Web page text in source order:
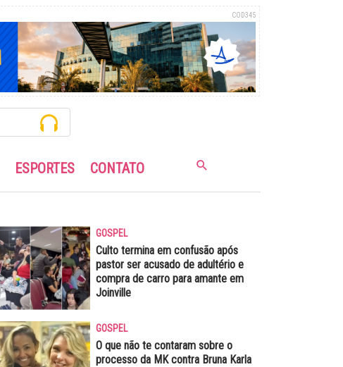
COD345
ESPORTES CONTATO
GOSPEL
Culto termina em confusão após
pastor ser acusado de adultério e
compra de carro para amante em
Joinville
GOSPEL
O que não te contaram sobre o
processo da MK contra Bruna Karla